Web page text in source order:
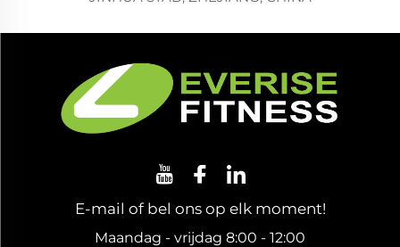
E-mail of bel ons op elk moment!
Maandag - vrijdag 8:00 - 12:00